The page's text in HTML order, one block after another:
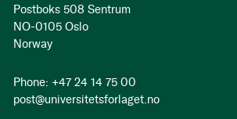
Postboks 508 Sentrum
NO-0105 Oslo
Norway
Phone: +47 24 14 75 00
post@universitetsforlaget.no